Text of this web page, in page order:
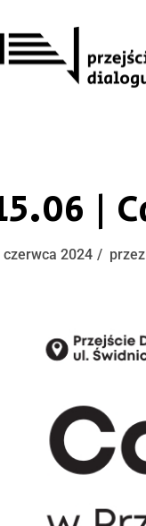
|
czerwca 2024 przez